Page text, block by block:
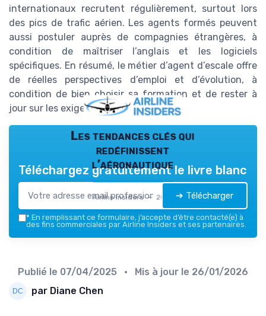
internationaux recrutent régulièrement, surtout lors
des pics de trafic aérien. Les agents formés peuvent
aussi postuler auprès de compagnies étrangères, à
condition de maîtriser l’anglais et les logiciels
spécifiques. En résumé, le métier d’agent d’escale offre
de réelles perspectives d’emploi et d’évolution, à
condition de bien choisir sa formation et de rester à
jour sur les exigences du secteur.
Les tendances clés qui
redéfinissent
l’aéronautique
Airline Insiders — 2026
Téléchargez gratuitement le livre blanc
➔ Télécharger
* En remplissant ce formulaire, j’accepte d’être contacté(e) à
des fins commerciales par Airline Insiders et ses partenaires.
Publié le 07/04/2025 • Mis à jour le 26/01/2026
par Diane Chen